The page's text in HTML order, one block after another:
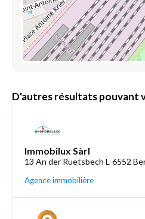
D'autres résultats pouvant
Immobilux Sàrl
13 An der Ruetsbech L-6552
Agence immobilière